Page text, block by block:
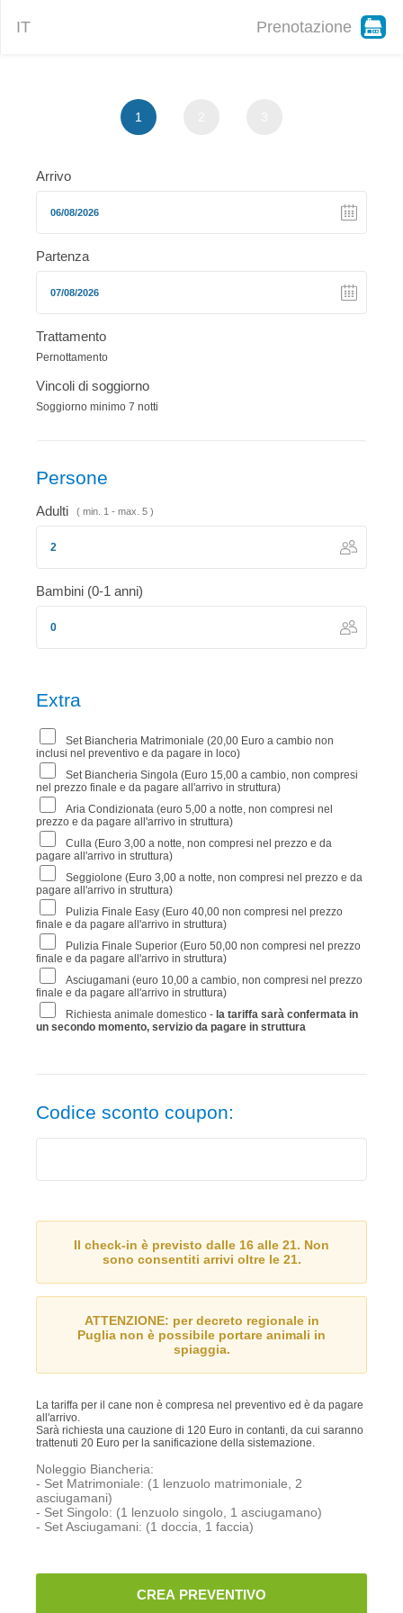
IT Prenotazione
1
Arrivo
Partenza
Trattamento
Pernottamento
Vincoli di soggiorno
Soggiorno minimo 7 notti
Persone
Adulti ( min. 1 - max. 5 )
Bambini (0-1 anni)
Extra
Set Biancheria Matrimoniale (20,00 Euro a cambio non
inclusi nel preventivo e da pagare in loco)
Set Biancheria Singola (Euro 15,00 a cambio, non compresi
nel prezzo finale e da pagare all'arrivo in struttura)
Aria Condizionata (euro 5,00 a notte, non compresi nel
prezzo e da pagare all'arrivo in struttura)
Culla (Euro 3,00 a notte, non compresi nel prezzo e da
pagare all'arrivo in struttura)
Seggiolone (Euro 3,00 a notte, non compresi nel prezzo e da
pagare all'arrivo in struttura)
Pulizia Finale Easy (Euro 40,00 non compresi nel prezzo
finale e da pagare all'arrivo in struttura)
Pulizia Finale Superior (Euro 50,00 non compresi nel prezzo
finale e da pagare all'arrivo in struttura)
Asciugamani (euro 10,00 a cambio, non compresi nel prezzo
finale e da pagare all'arrivo in struttura)
Richiesta animale domestico - la tariffa sarà confermata in
un secondo momento, servizio da pagare in struttura
Codice sconto coupon:
Il check-in è previsto dalle 16 alle 21. Non
sono consentiti arrivi oltre le 21.
ATTENZIONE: per decreto regionale in
Puglia non è possibile portare animali in
spiaggia.
La tariffa per il cane non è compresa nel preventivo ed è da pagare
all'arrivo.
Sarà richiesta una cauzione di 120 Euro in contanti, da cui saranno
trattenuti 20 Euro per la sanificazione della sistemazione.
Noleggio Biancheria:
- Set Matrimoniale: (1 lenzuolo matrimoniale, 2
asciugamani)
- Set Singolo: (1 lenzuolo singolo, 1 asciugamano)
- Set Asciugamani: (1 doccia, 1 faccia)